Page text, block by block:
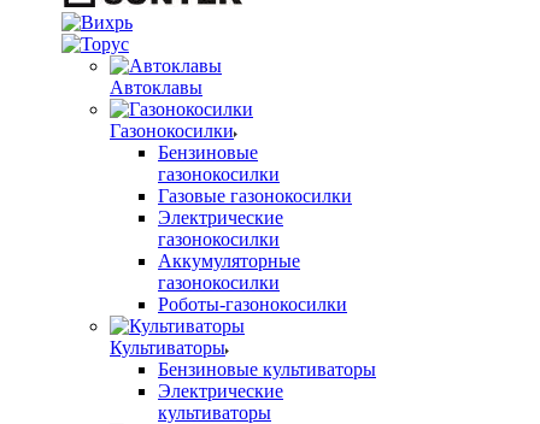
Автоклавы
Газонокосилки
Бензиновые
газонокосилки
Газовые газонокосилки
Электрические
газонокосилки
Аккумуляторные
газонокосилки
Роботы-газонокосилки
Культиваторы
Бензиновые культиваторы
Электрические
культиваторы